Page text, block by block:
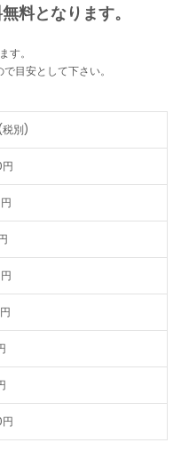
料となります。
す。
目安として下さい。
別)